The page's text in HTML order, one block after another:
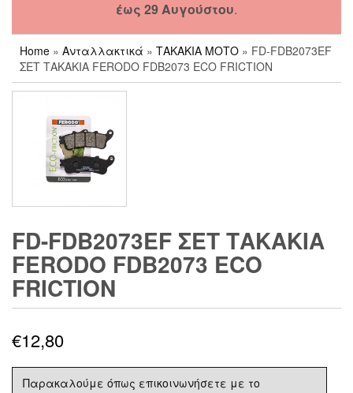
έως 29 Αυγούστου.
Home » Ανταλλακτικά » ΤΑΚΑΚΙΑ ΜΟΤΟ » FD-FDB2073EF
ΣΕΤ ΤΑΚΑΚΙΑ FERODO FDB2073 ECO FRICTION
FD-FDB2073EF ΣΕΤ ΤΑΚΑΚΙΑ
FERODO FDB2073 ECO
FRICTION
€12,80
Παρακαλούμε όπως επικοινωνήσετε με το